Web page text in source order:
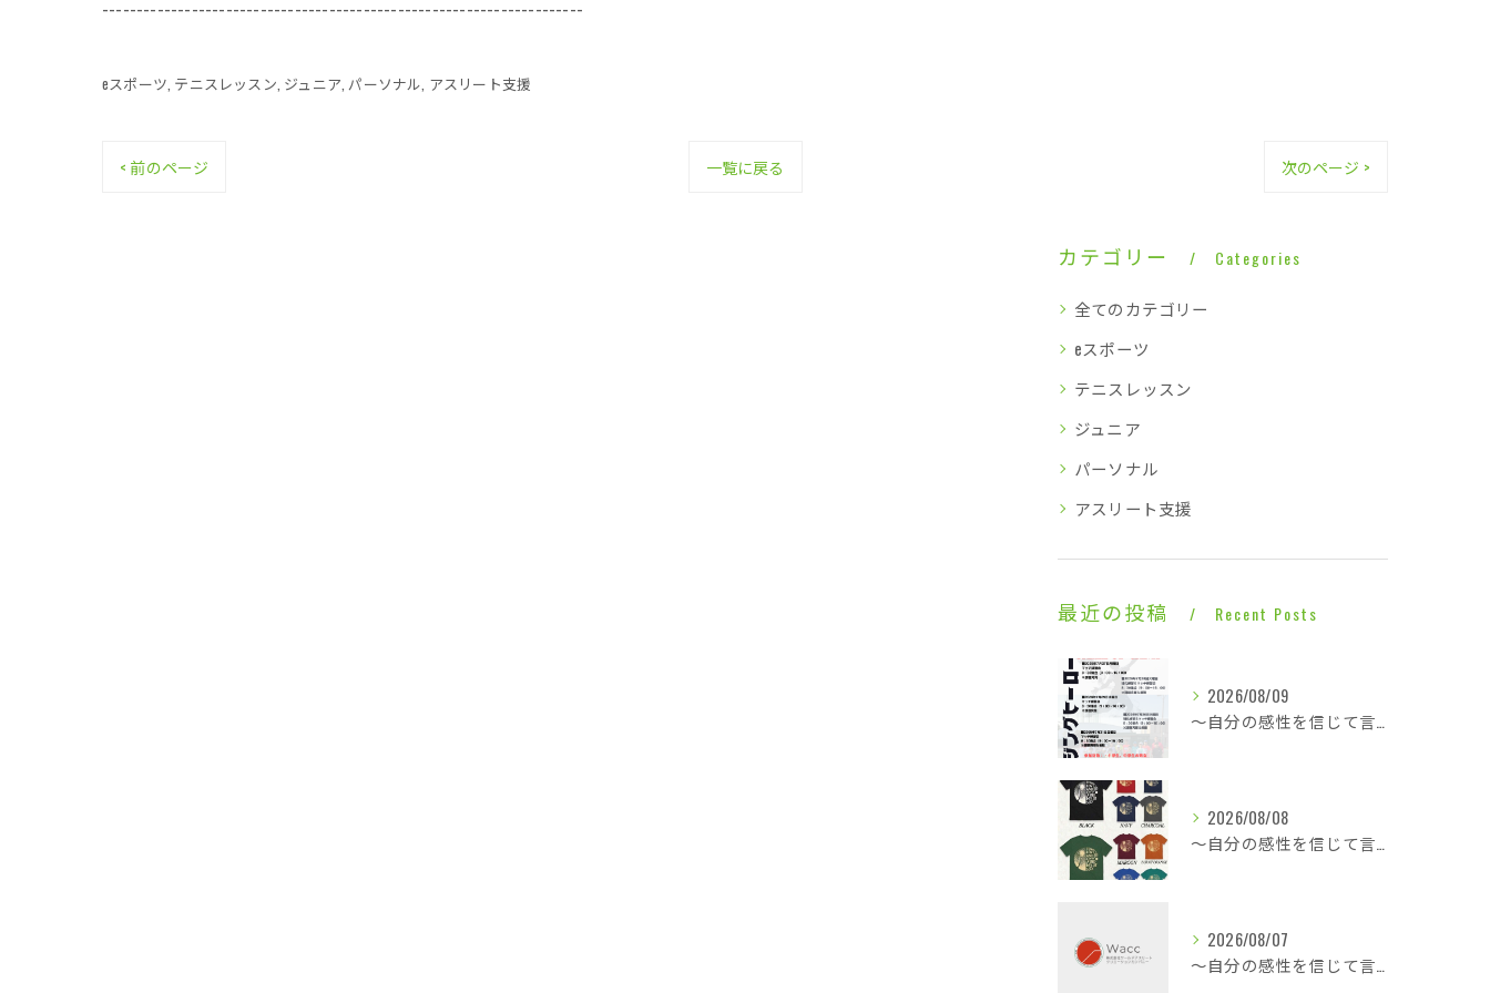
----------------------------------------------------------------------
eスポーツ テニスレッスン ジュニア パーソナル アスリート支援
< 前のページ 一覧に戻る 次のページ >
カテゴリー Categories
全てのカテゴリー
eスポーツ
テニスレッスン
ジュニア
パーソナル
アスリート支援
最近の投稿 Recent Posts
2026/08/09
～自分の感性を信じて言動し毎日1ミリ成長する～同じ時間帯に終わっても全然違う内容・・・
2026/08/08
～自分の感性を信じて言動し毎日1ミリ成長する～熱気と戦う修行僧・・・
2026/08/07
～自分の感性を信じて言動し毎日1ミリ成長する～休憩も多くこの暑さでも快適な平場・・・